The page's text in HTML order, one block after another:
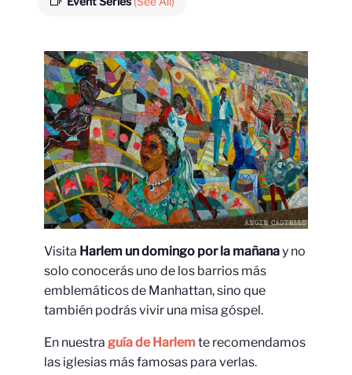
Visita Harlem un domingo por la mañanay no
solo conocerás uno de los barrios más
emblemáticos de Manhattan, sino que
también podrás vivir una misa góspel.
En nuestra guía de Harlemte recomendamos
las iglesias más famosas para verlas.